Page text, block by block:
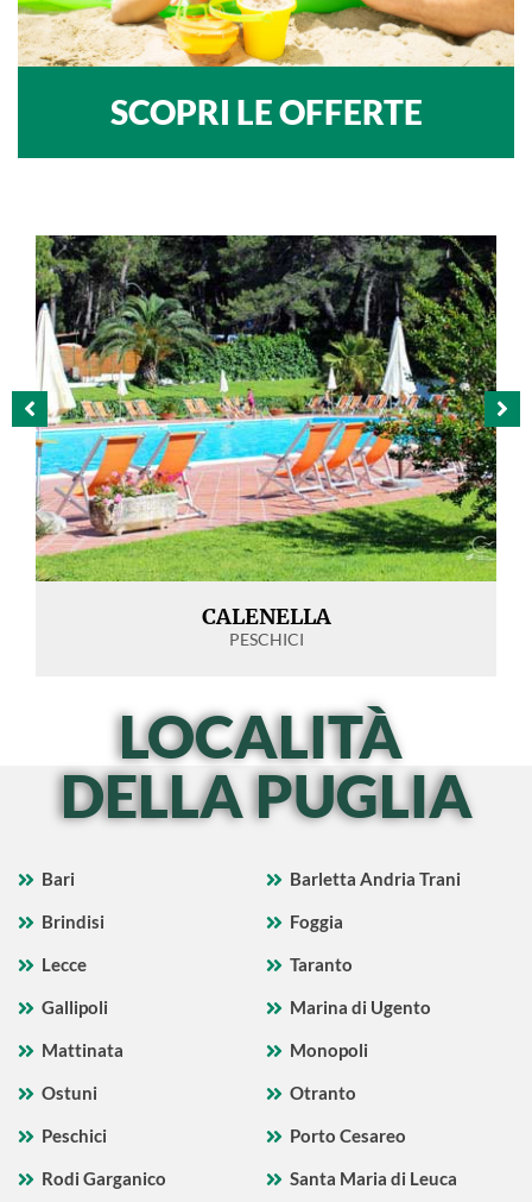
SCOPRI LE OFFERTE
CALENELLA
PESCHICI
LOCALITÀ
DELLA PUGLIA
Bari
Barletta Andria Trani
Brindisi
Foggia
Lecce
Taranto
Gallipoli
Marina di Ugento
Mattinata
Monopoli
Ostuni
Otranto
Peschici
Porto Cesareo
Rodi Garganico
Santa Maria di Leuca